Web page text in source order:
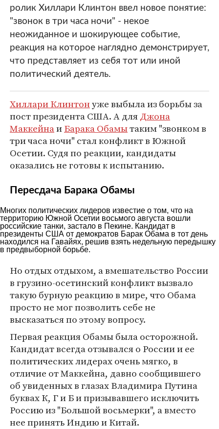
ролик Хиллари Клинтон ввел новое понятие:
"звонок в три часа ночи" - некое
неожиданное и шокирующее событие,
реакция на которое наглядно демонстрирует,
что представляет из себя тот или иной
политический деятель.
Хиллари Клинтонуже выбыла из борьбы за
пост президента США. А дляДжона
МаккейнаиБарака Обамытаким "звонком в
три часа ночи" стал конфликт в Южной
Осетии. Судя по реакции, кандидаты
оказались не готовы к испытанию.
Пересдача Барака Обамы
Многих политических лидеров известие о том, что на
территорию Южной Осетии восьмого августа вошли
российские танки, застало в Пекине. Кандидат в
президенты США от демократов Барак Обама в тот день
находился на Гавайях, решив взять недельную передышку
в предвыборной борьбе.
Но отдых отдыхом, а вмешательство России
в грузино-осетинский конфликт вызвало
такую бурную реакцию в мире, что Обама
просто не мог позволить себе не
высказаться по этому вопросу.
Первая реакция Обамы была осторожной.
Кандидат всегда отзывался о России и ее
политических лидерах очень мягко, в
отличие от Маккейна, давно сообщившего
об увиденных в глазах Владимира Путина
буквах К, Г и Б и призывавшего исключить
Россию из "Большой восьмерки", а вместо
нее принять Индию и Китай.